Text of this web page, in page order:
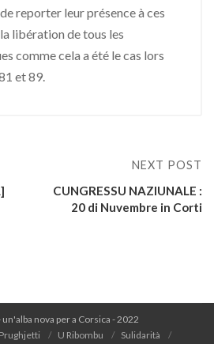
reporter leur présence à ces
libération de tous les
comme cela a été le cas lors
et 89.
NEXT POST
CUNGRESSU NAZIUNALE :
20 di Nuvembre in Corti
nova per a Corsica - 2022
Prughjetti U Ribombu Sulidarità